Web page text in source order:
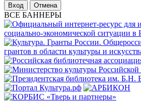
Отмена
ВСЕ БАННЕРЫ